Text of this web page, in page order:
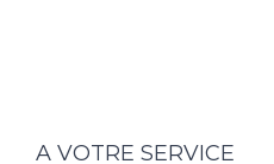
A VOTRE SERVICE